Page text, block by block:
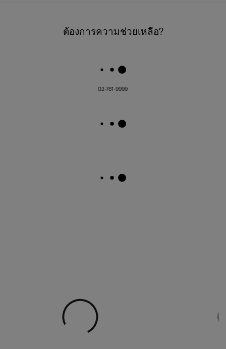
ต้องการความช่วยเหลือ?
02-761-9999